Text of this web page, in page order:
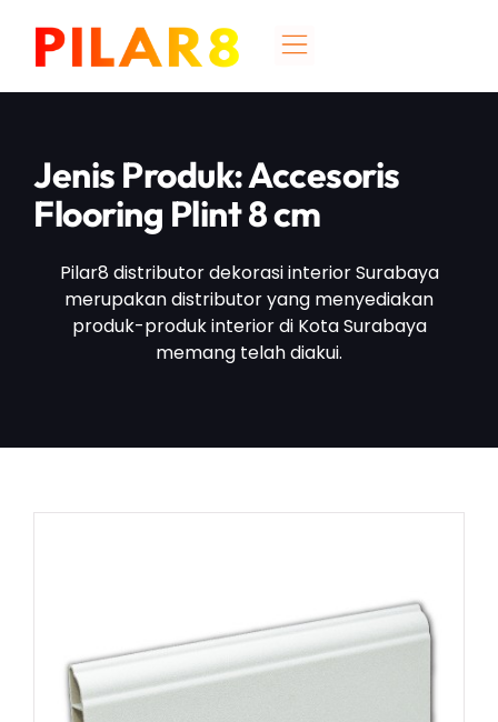
Jenis Produk: Accesoris
Flooring Plint 8 cm
Pilar8 distributor dekorasi interior Surabaya
merupakan distributor yang menyediakan
produk-produk interior di Kota Surabaya
memang telah diakui.